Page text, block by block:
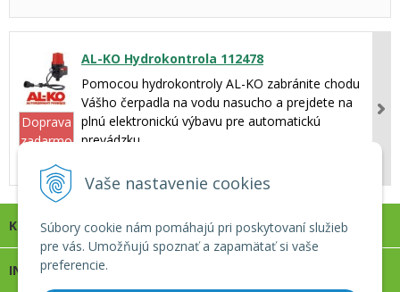
Vaše nastavenie cookies
Súbory cookie nám pomáhajú pri poskytovaní služieb
pre vás. Umožňujú spoznať a zapamätať si vaše
preferencie.
Doprava
zadarmo
AL-KO Hydrokontrola 112478
Pomocou hydrokontroly AL-KO zabránite chodu
Vášho čerpadla na vodu nasucho a prejdete na
plnú elektronickú výbavu pre automatickú
prevádzku.
KONTAKT
INFOLINKA